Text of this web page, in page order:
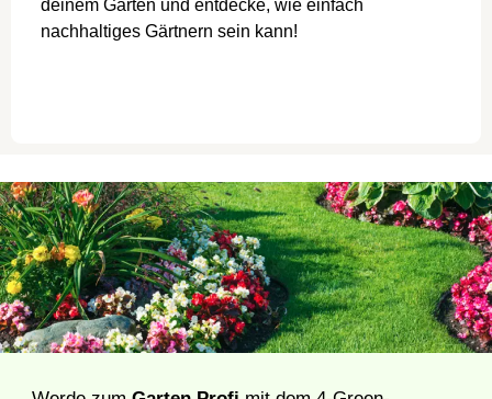
deinem Garten und entdecke, wie einfach
nachhaltiges Gärtnern sein kann!